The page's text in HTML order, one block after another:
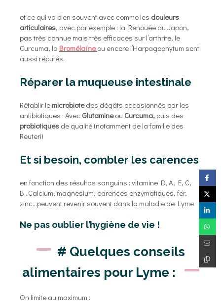
et ce qui va bien souvent avec comme les douleurs
articulaires, avec par exemple : la Renouée du Japon,
pas très connue mais très efficaces sur l’arthrite, le
Curcuma, la Bromélaïneou encore l’Harpagophytum sont
aussi réputés.
Réparer la muqueuse intestinale
Rétablir le microbiotedes dégâts occasionnés par les
antibiotiques : Avec Glutamineou Curcuma, puis des
probiotiques de qualité (notamment de la famille des
Reuteri)
Et si besoin, combler les carences
en fonction des résultas sanguins : vitamine D, A, E, C,
B…Calcium, magnesium, carences enzymatiques, fer,
zinc…peuvent revenir souvent dans la maladie de Lyme
Ne pas oublier l’hygiène de vie !
# Quelques conseils
alimentaires pour Lyme :
On limite au maximum :